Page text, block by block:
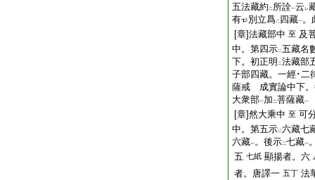
五法藏約 二 所詮一云 レ
有
別立爲二 四藏一。
[章]法藏部中 至 及
中。第四示二五藏名
下。初正明 二法藏部
子部四藏。一經･二
薩戒 成實論中下。
大衆部一加 二菩薩藏一
[章]然大乘中 至 可
中。第五示二六藏七
六藏一。後示二七藏一
五 七紙 顯揚者。六
者。唐譯一 五丁 法